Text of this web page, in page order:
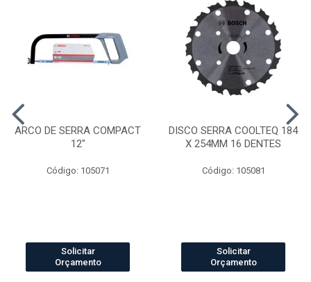
ARCO DE SERRA COMPACT
12"
Código: 105071
Solicitar
Orçamento
DISCO SERRA COOLTEQ 184
X 254MM 16 DENTES
Código: 105081
Solicitar
Orçamento